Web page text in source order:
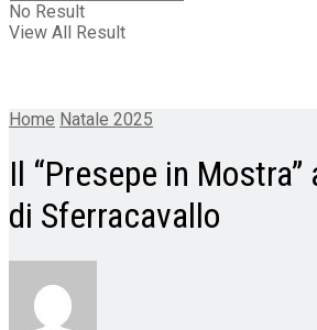
No Result
View All Result
Home Natale 2025
Il “Presepe in Mostra”
di Sferracavallo